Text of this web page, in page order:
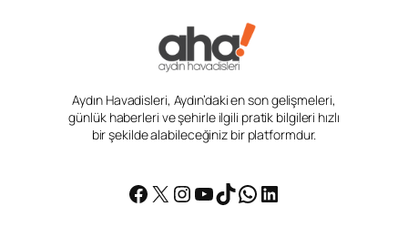
Aydın Havadisleri, Aydın’daki en son gelişmeleri,
günlük haberleri ve şehirle ilgili pratik bilgileri hızlı
bir şekilde alabileceğiniz bir platformdur.
Facebook
X Instagram
YouTube
TikTok
WhatsApp
LinkedIn